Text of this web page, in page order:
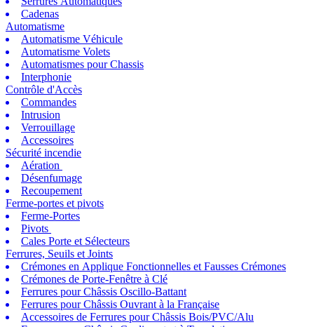
Cadenas
Automatisme
Automatisme Véhicule
Automatisme Volets
Automatismes pour Chassis
Interphonie
Contrôle d'Accès
Commandes
Intrusion
Verrouillage
Accessoires
Sécurité incendie
Aération
Désenfumage
Recoupement
Ferme-portes et pivots
Ferme-Portes
Pivots
Cales Porte et Sélecteurs
Ferrures, Seuils et Joints
Crémones en Applique Fonctionnelles et Fausses Crémones
Crémones de Porte-Fenêtre à Clé
Ferrures pour Châssis Oscillo-Battant
Ferrures pour Châssis Ouvrant à la Française
Accessoires de Ferrures pour Châssis Bois/PVC/Alu